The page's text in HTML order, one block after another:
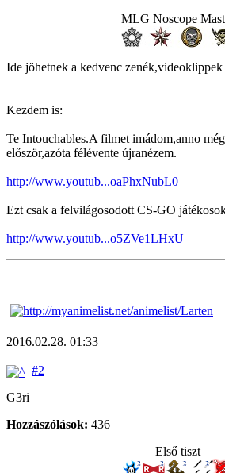
MLG Noscope
Ide jöhetnek a kedvenc
Kezdem is:
Te Intouchables.A filmet imádom,anno
először,azóta félévente újranézem.
http://www.youtub...oaPhxNubL0
Ezt csak a felvilágosodott CS-GO
http://www.youtub...o5ZVe1LHxU
2016.02.28. 01:33
#2
G3ri
Hozzászólások: 436
Első tiszt